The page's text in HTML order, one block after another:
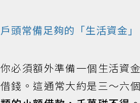
戶頭常備足夠的「生活資金
你必須額外準備一個生活資
借錢。這通常大約是三～六